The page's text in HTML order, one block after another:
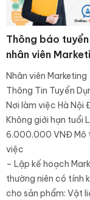
Thông báo
nhân viên
Nhân viên Marketing
Thông Tin Tuyển
Nơi làm việc Hà Nội
Không giới hạn tuổi
6.000.000 VNĐ Mô
việc
– Lập kế hoạch
thường niên có tính
cho sản phẩm: Vật